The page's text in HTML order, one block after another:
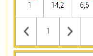
1
14,2
6,6